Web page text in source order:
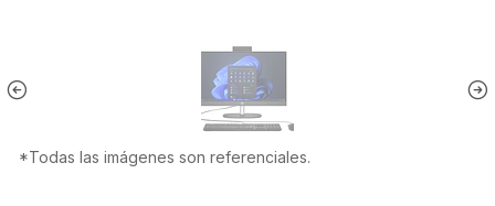
*Todas las imágenes son referenciales.